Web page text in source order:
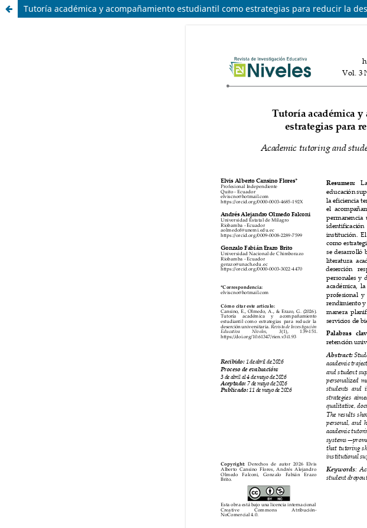
Tutoría académica y acompañamiento estudiantil como estrategias para reducir la